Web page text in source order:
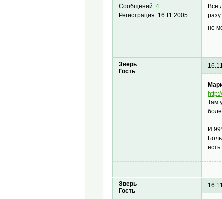
Сообщений:4
Регистрация: 16.11.2005
Все
разу
не
Зверь
Гость
Там
И
есть
Зверь
Гость